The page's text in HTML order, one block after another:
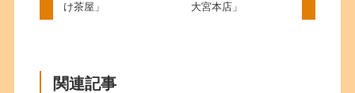
け茶屋」
大宮本店」
関連記事